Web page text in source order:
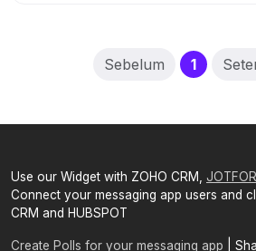
Sebelum 1
Use our Widget with ZOHO CRM,
Connect your messaging app users and
CRM and HUBSPOT
Create Polls for your messaging app |